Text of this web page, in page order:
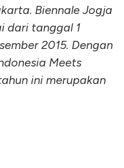
Biennale Jogja
dari tanggal 1
2015. Dengan
Meets
ini merupakan